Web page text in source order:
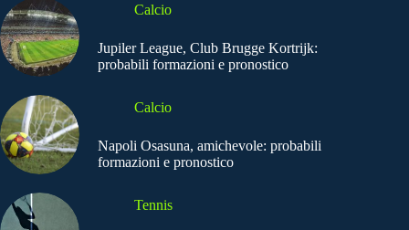
Calcio
Jupiler League, Club Brugge Kortrijk:
probabili formazioni e pronostico
Calcio
Napoli Osasuna, amichevole: probabili
formazioni e pronostico
Tennis